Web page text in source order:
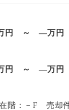
円 ～ —万円
円 ～ —万円
階：－F 売却